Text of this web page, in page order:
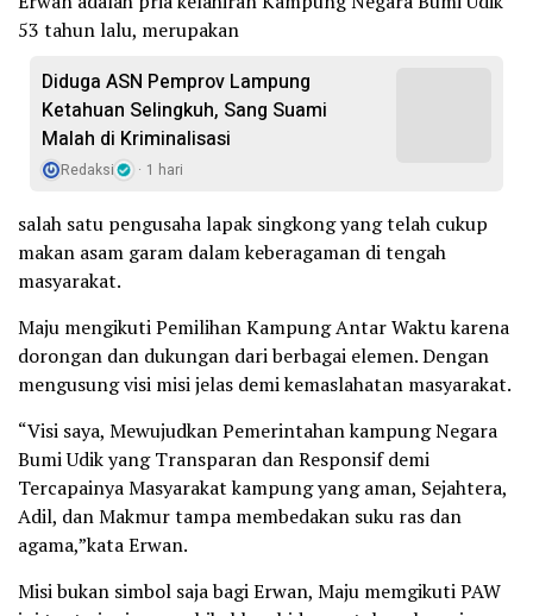
53 tahun lalu, merupakan
Diduga ASN Pemprov Lampung
Ketahuan Selingkuh, Sang Suami
Malah di Kriminalisasi
Redaksi 1 hari
salah satu pengusaha lapak singkong yang telah cukup
makan asam garam dalam keberagaman di tengah
masyarakat.
Maju mengikuti Pemilihan Kampung Antar Waktu karena
dorongan dan dukungan dari berbagai elemen. Dengan
mengusung visi misi jelas demi kemaslahatan masyarakat.
“Visi saya, Mewujudkan Pemerintahan kampung Negara
Bumi Udik yang Transparan dan Responsif demi
Tercapainya Masyarakat kampung yang aman, Sejahtera,
Adil, dan Makmur tampa membedakan suku ras dan
agama,”kata Erwan.
Misi bukan simbol saja bagi Erwan, Maju memgikuti PAW